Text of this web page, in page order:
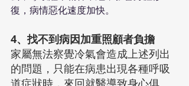
復，病情惡化速度加快。
4、找不到病因加重照顧者負擔
家屬無法察覺冷氣會造成上述列出
的問題，只能在病患出現各種呼吸
道症狀時，來回就醫導致身心俱